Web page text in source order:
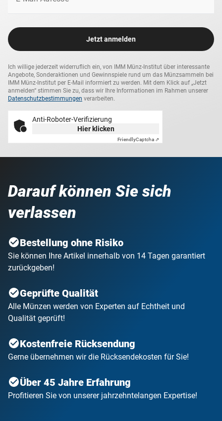
hochwertigem Holz.
Die Krönung jeder historischen Gold-Kollektion - sichern
Sie sich jetzt Ihr Exemplar!
Jetzt anmelden
Ich willige jederzeit widerruflich ein, von IMM Münz-Institut über interessante
Angebote, Sonderaktionen und Gewinnspiele rund um das Münzsammeln bei
IMM Münz-Institut per E-Mail informiert zu werden. Mit dem Klick auf „Jetzt
anmelden“ stimmen Sie zu, dass wir Ihre Informationen im Rahmen unserer
Datenschutzbestimmungen verarbeiten.
Anti-Roboter-Verifizierung
Hier klicken
FriendlyCaptcha ⇗
Darauf können Sie sich
verlassen
Bestellung ohne Risiko
Sie können Ihre Artikel innerhalb von 14 Tagen garantiert
zurückgeben!
Geprüfte Qualität
Alle Münzen werden von Experten auf Echtheit und
Qualität geprüft!
Kostenfreie Rücksendung
Gerne übernehmen wir die Rücksendekosten für Sie!
Über 45 Jahre Erfahrung
Profitieren Sie von unserer jahrzehntelangen Expertise!